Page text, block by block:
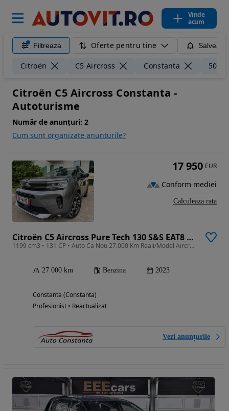
Vinde
acum
Filtreaza Oferte pentru tine
Citroën C5 Aircross Constanta 50
Citroën C5 Aircross Constanta -
Autoturisme
Număr de anunțuri: 2
Cum sunt organizate anunturile?
Citroën C5 Aircross Pure Tech 130 S&S EAT8 SHINE
1199 cm3 • 131 CP • Auto Ca Nou 27.000 Km Reali/Model Aircross/
27 000 km Benzina 2023
Constanta (Constanta)
Profesionist • Reactualizat
Vezi anunțurile
17 950 EUR
Conform mediei
Calculeaza rata